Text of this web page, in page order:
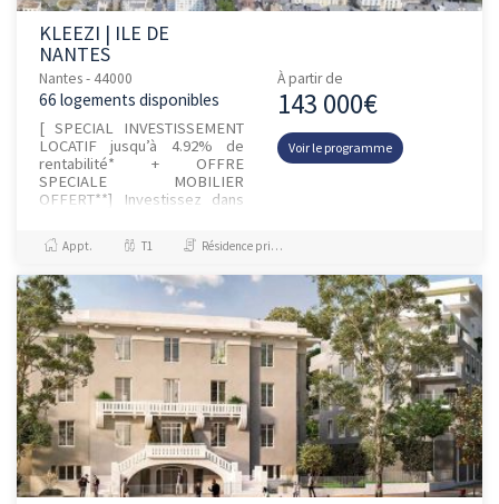
KLEEZI | ILE DE
NANTES
Nantes - 44000
66 logements disponibles
[ SPECIAL INVESTISSEMENT
LOCATIF jusqu’à 4.92% de
rentabilité* + OFFRE
SPECIALE MOBILIER
OFFERT**] Investissez dans
jeunes actifs à fort potentiel,
au cœur de l’Î...
À partir de
143 000€
Voir le programme
Appt. T1 Résidence principale / PTZ, Investissement et Défiscalisation